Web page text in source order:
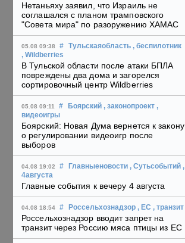
Нетаньяху заявил, что Израиль не
соглашался с планом трамповского
"Совета мира" по разоружению ХАМАС
05.08 09:38 # Тульскаяобласть , беспилотник
, Wildberries
В Тульской области после атаки БПЛА
повреждены два дома и загорелся
сортировочный центр Wildberries
05.08 09:11 # Боярский , законопроект ,
видеоигры
Боярский: Новая Дума вернется к закону
о регулировании видеоигр после
выборов
04.08 19:02 # Главныеновости , Сутьсобытий ,
4августа
Главные события к вечеру 4 августа
04.08 18:54 # Россельхознадзор , ЕС , транзит
Россельхознадзор вводит запрет на
транзит через Россию мяса птицы из ЕС